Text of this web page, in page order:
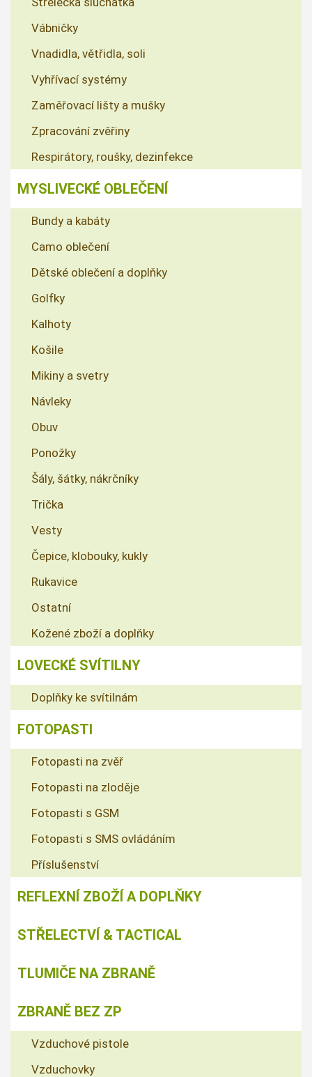
Vábničky
Vnadidla, větřidla, soli
Vyhřívací systémy
Zaměřovací lišty a mušky
Zpracování zvěřiny
Respirátory, roušky, dezinfekce
MYSLIVECKÉ OBLEČENÍ
Bundy a kabáty
Camo oblečení
Dětské oblečení a doplňky
Golfky
Kalhoty
Košile
Mikiny a svetry
Návleky
Obuv
Ponožky
Šály, šátky, nákrčníky
Trička
Vesty
Čepice, klobouky, kukly
Rukavice
Ostatní
Kožené zboží a doplňky
LOVECKÉ SVÍTILNY
Doplňky ke svítilnám
FOTOPASTI
Fotopasti na zvěř
Fotopasti na zloděje
Fotopasti s GSM
Fotopasti s SMS ovládáním
Příslušenství
REFLEXNÍ ZBOŽÍ A DOPLŇKY
STŘELECTVÍ & TACTICAL
TLUMIČE NA ZBRANĚ
ZBRANĚ BEZ ZP
Vzduchové pistole
Vzduchovky